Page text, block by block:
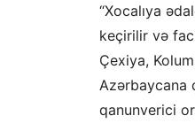
“Xocalıya
keçirilir və
Çexiya,
Azərbaycana
qanunverici